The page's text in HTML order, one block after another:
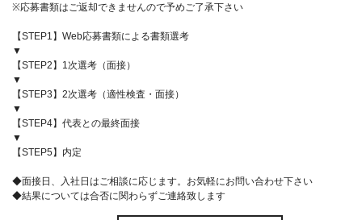
※応募書類はご返却できませんので予めご了承下さい
【STEP1】Web応募書類による書類選考
▼
【STEP2】1次選考（面接）
▼
【STEP3】2次選考（適性検査・面接）
▼
【STEP4】代表との最終面接
▼
【STEP5】内定
◆面接日、入社日はご相談に応じます。お気軽にお問い合わせ下さい
◆結果については合否に関わらずご連絡致します